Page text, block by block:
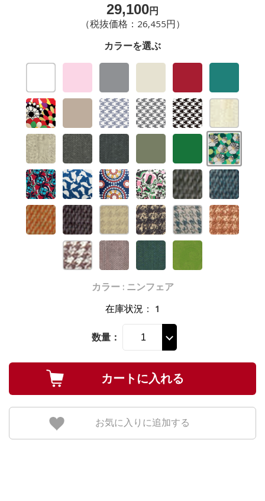
29,100円
（税抜価格：26,455円）
カラーを選ぶ
カラー : ニンフェア
在庫状況 ： 1
数量：
お気に入りに追加する